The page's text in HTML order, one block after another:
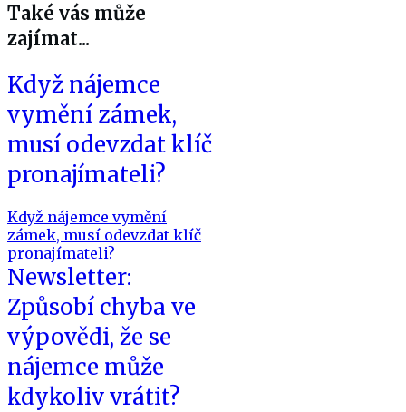
Také vás může
zajímat...
Když nájemce
vymění zámek,
musí odevzdat klíč
pronajímateli?
Když nájemce vymění
zámek, musí odevzdat klíč
pronajímateli?
Newsletter:
Způsobí chyba ve
výpovědi, že se
nájemce může
kdykoliv vrátit?